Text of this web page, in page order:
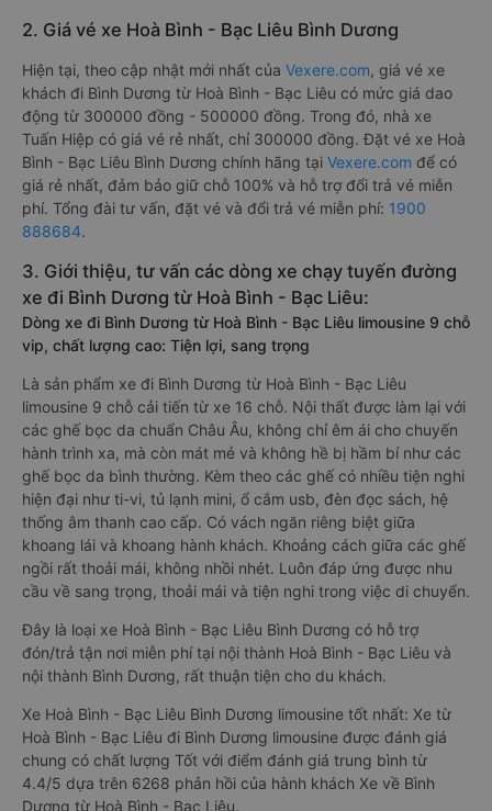
2. Giá vé xe Hoà Bình - Bạc Liêu Bình Dương
Hiện tại, theo cập nhật mới nhất của Vexere.com, giá vé xe
khách đi Bình Dương từ Hoà Bình - Bạc Liêu có mức giá dao
động từ 300000 đồng - 500000 đồng. Trong đó, nhà xe
Tuấn Hiệp có giá vé rẻ nhất, chỉ 300000 đồng. Đặt vé xe Hoà
Bình - Bạc Liêu Bình Dương chính hãng tại Vexere.com để có
giá rẻ nhất, đảm bảo giữ chỗ 100% và hỗ trợ đổi trả vé miễn
phí. Tổng đài tư vấn, đặt vé và đổi trả vé miễn phí: 1900
888684.
3. Giới thiệu, tư vấn các dòng xe chạy tuyến đường
xe đi Bình Dương từ Hoà Bình - Bạc Liêu:
Dòng xe đi Bình Dương từ Hoà Bình - Bạc Liêu limousine 9 chỗ
vip, chất lượng cao: Tiện lợi, sang trọng
Là sản phẩm xe đi Bình Dương từ Hoà Bình - Bạc Liêu
limousine 9 chỗ cải tiến từ xe 16 chỗ. Nội thất được làm lại với
các ghế bọc da chuẩn Châu Âu, không chỉ êm ái cho chuyến
hành trình xa, mà còn mát mẻ và không hề bị hầm bí như các
ghế bọc da bình thường. Kèm theo các ghế có nhiều tiện nghi
hiện đại như ti-vi, tủ lạnh mini, ổ cắm usb, đèn đọc sách, hệ
thống âm thanh cao cấp. Có vách ngăn riêng biệt giữa
khoang lái và khoang hành khách. Khoảng cách giữa các ghế
ngồi rất thoải mái, không nhồi nhét. Luôn đáp ứng được nhu
cầu về sang trọng, thoải mái và tiện nghi trong việc di chuyển.
Đây là loại xe Hoà Bình - Bạc Liêu Bình Dương có hỗ trợ
đón/trả tận nơi miễn phí tại nội thành Hoà Bình - Bạc Liêu và
nội thành Bình Dương, rất thuận tiện cho du khách.
Xe Hoà Bình - Bạc Liêu Bình Dương limousine tốt nhất: Xe từ
Hoà Bình - Bạc Liêu đi Bình Dương limousine được đánh giá
chung có chất lượng Tốt với điểm đánh giá trung bình từ
4.4/5 dựa trên 6268 phản hồi của hành khách Xe về Bình
Dương từ Hoà Bình - Bạc Liêu.